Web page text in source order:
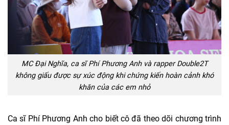
MC Đại Nghĩa, ca sĩ Phí Phương Anh và rapper Double2T
không giấu được sự xúc động khi chứng kiến hoàn cảnh khó
khăn của các em nhỏ
Ca sĩ Phí Phương Anh cho biết cô đã theo dõi chương trình